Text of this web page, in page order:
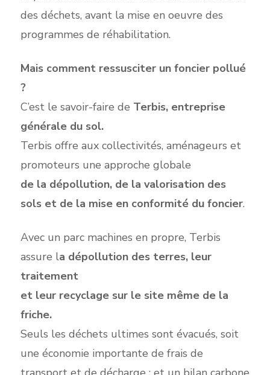
des déchets, avant la mise en oeuvre des
programmes de réhabilitation.
Mais comment ressusciter un foncier pollué
?
C’est le savoir-faire de Terbis, entreprise
générale du sol.
Terbis offre aux collectivités, aménageurs et
promoteurs une approche globale
de la dépollution, de la valorisation des
sols et de la mise en conformité du foncier.
Avec un parc machines en propre, Terbis
assure la dépollution des terres, leur
traitement
et leur recyclage sur le site même de la
friche.
Seuls les déchets ultimes sont évacués, soit
une économie importante de frais de